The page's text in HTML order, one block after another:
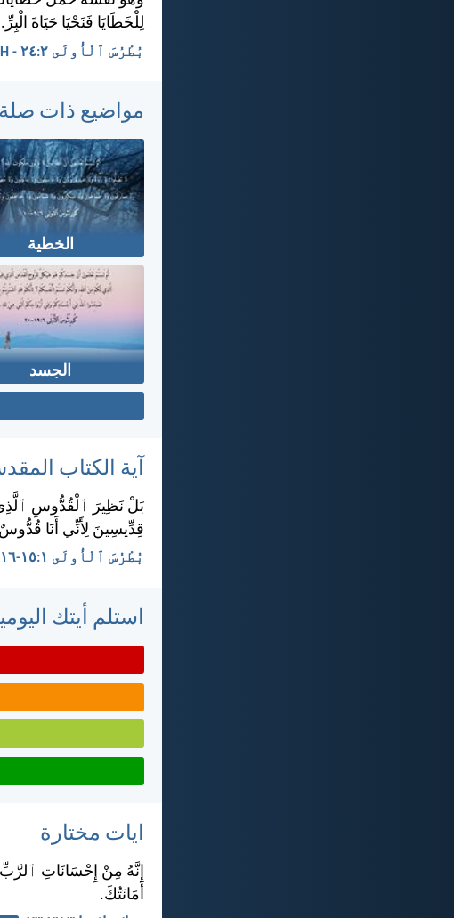
لِلْخَطَايَا فَنَحْيَا حَيَاةَ
بُطْرُسَ ٱلْأُولَى ٢:‏٢٤ - KEH
مواضيع ذات صلة
الخطية
الجسد
آية الكتاب
بَلْ نَظِيرَ ٱلْقُدُّوسِ ٱلَّذِي
قِدِّيسِينَ لِأَنِّي أَنَا
بُطْرُسَ ٱلْأُولَى ١:‏١٥-‏١٦
استلم أيتك
ايات مختارة
إِنَّهُ مِنْ إِحْسَانَاتِ ٱلرَّبِّ
أَمَانَتُكَ.